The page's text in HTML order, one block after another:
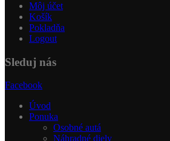
Môj účet
Košík
Pokladňa
Logout
Sleduj nás
Facebook
Úvod
Ponuka
Osobné autá
Náhradné diely